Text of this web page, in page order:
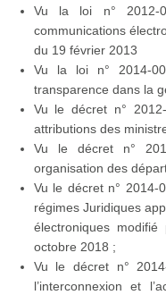
Vu la loi n° 2012-
communications
du 19 février 2013
Vu la loi n° 2014-
transparence dans la
Vu le décret n°
attributions des
Vu le décret n°
organisation des
Vu le décret n° 2014-
régimes Juridiques
électroniques
octobre 2018 ;
Vu le décret n°
l’interconnexion et